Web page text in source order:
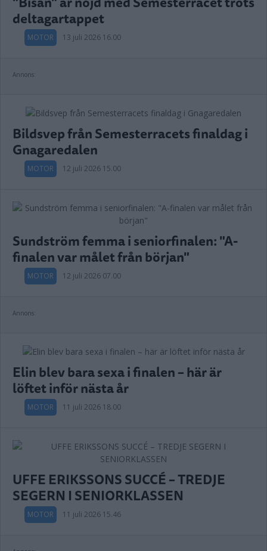
deltagartappet
MOTOR 13 juli 2026 16.00
Annons:
Bildsvep från Semesterracets finaldag i
Gnagaredalen
MOTOR 12 juli 2026 15.00
Sundström femma i seniorfinalen: "A-
finalen var målet från början"
MOTOR 12 juli 2026 07.00
Annons:
Elin blev bara sexa i finalen – här är
löftet inför nästa år
MOTOR 11 juli 2026 18.00
UFFE ERIKSSONS SUCCÉ – TREDJE
SEGERN I SENIORKLASSEN
MOTOR 11 juli 2026 15.46